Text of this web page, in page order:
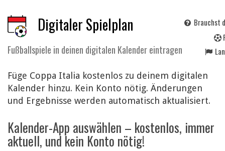
Digitaler Spielplan
Fußballspiele in deinen digitalen Kalender eintragen
Brauchst
Füge Coppa Italia kostenlos zu deinem digitalen
Kalender hinzu. Kein Konto nötig. Änderungen
und Ergebnisse werden automatisch aktualisiert.
Kalender-App auswählen – kostenlos, immer
aktuell, und kein Konto nötig!